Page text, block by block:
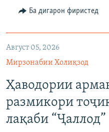
Ба дигарон фиристед
Август 05, 2026
Мирзонабии Холиқзод
Ҳаводории
размикори
лақаби “Ҷаллод”